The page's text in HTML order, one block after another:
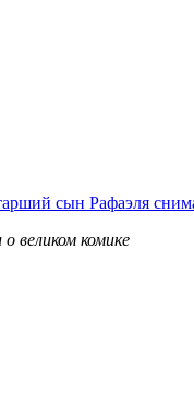
сын Рафаэля
великом комике